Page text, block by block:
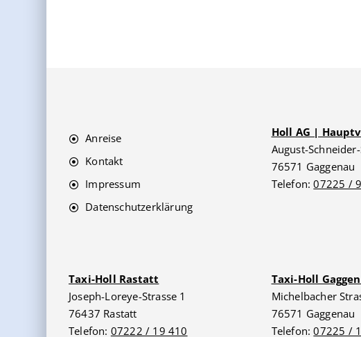
Anreise
Kontakt
Impressum
Datenschutzerklärung
Holl AG |
August-
76571 Gaggenau
Telefon:07225 /
Taxi-Holl Rastatt
Joseph-Loreye-Strasse 1
76437 Rastatt
Telefon: 07222 / 19 410
Taxi-Holl
Michelbacher
76571 Gaggenau
Telefon:07225 /